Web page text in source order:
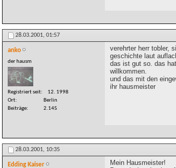
28.03.2001, 01:57
anko
der hausm
Registriert seit
12. 1998
Ort
Berlin
Beiträge
2.145
verehrter herr tobler,
geschichte laut
das ist gut so. das
willkommen.
und das mit den
ihr hausmeister
28.03.2001, 10:35
Edding Kaiser
Mein Hausmeister!